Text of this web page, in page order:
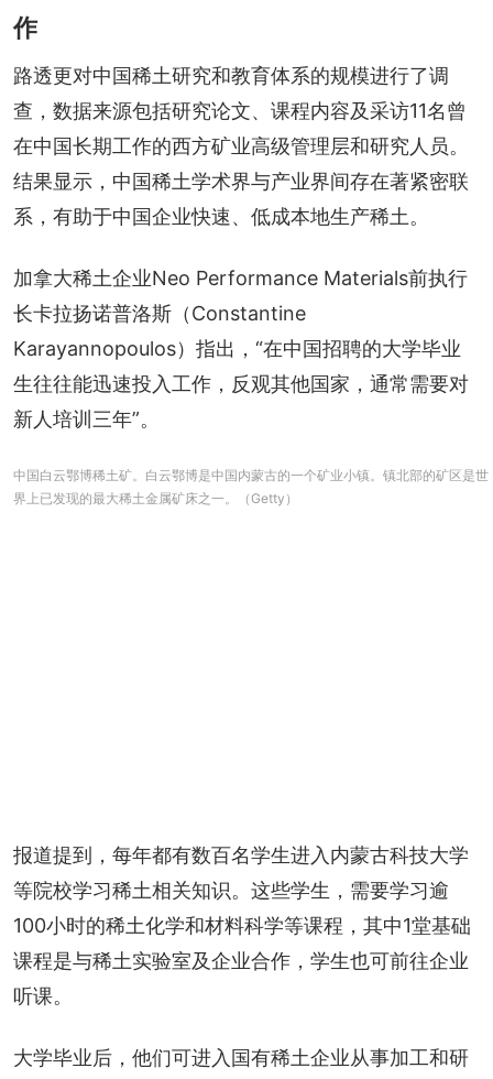
作
路透更对中国稀土研究和教育体系的规模进行了调
查，数据来源包括研究论文、课程内容及采访11名曾
在中国长期工作的西方矿业高级管理层和研究人员。
结果显示，中国稀土学术界与产业界间存在著紧密联
系，有助于中国企业快速、低成本地生产稀土。
加拿大稀土企业Neo Performance Materials前执行
长卡拉扬诺普洛斯（Constantine
Karayannopoulos）指出，“在中国招聘的大学毕业
生往往能迅速投入工作，反观其他国家，通常需要对
新人培训三年”。
中国白云鄂博稀土矿。白云鄂博是中国内蒙古的一个矿业小镇。镇北部的矿区是世
界上已发现的最大稀土金属矿床之一。（Getty）
报道提到，每年都有数百名学生进入内蒙古科技大学
等院校学习稀土相关知识。这些学生，需要学习逾
100小时的稀土化学和材料科学等课程，其中1堂基础
课程是与稀土实验室及企业合作，学生也可前往企业
听课。
大学毕业后，他们可进入国有稀土企业从事加工和研